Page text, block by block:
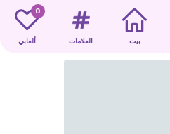
بيت العلامات
0
ألعابي